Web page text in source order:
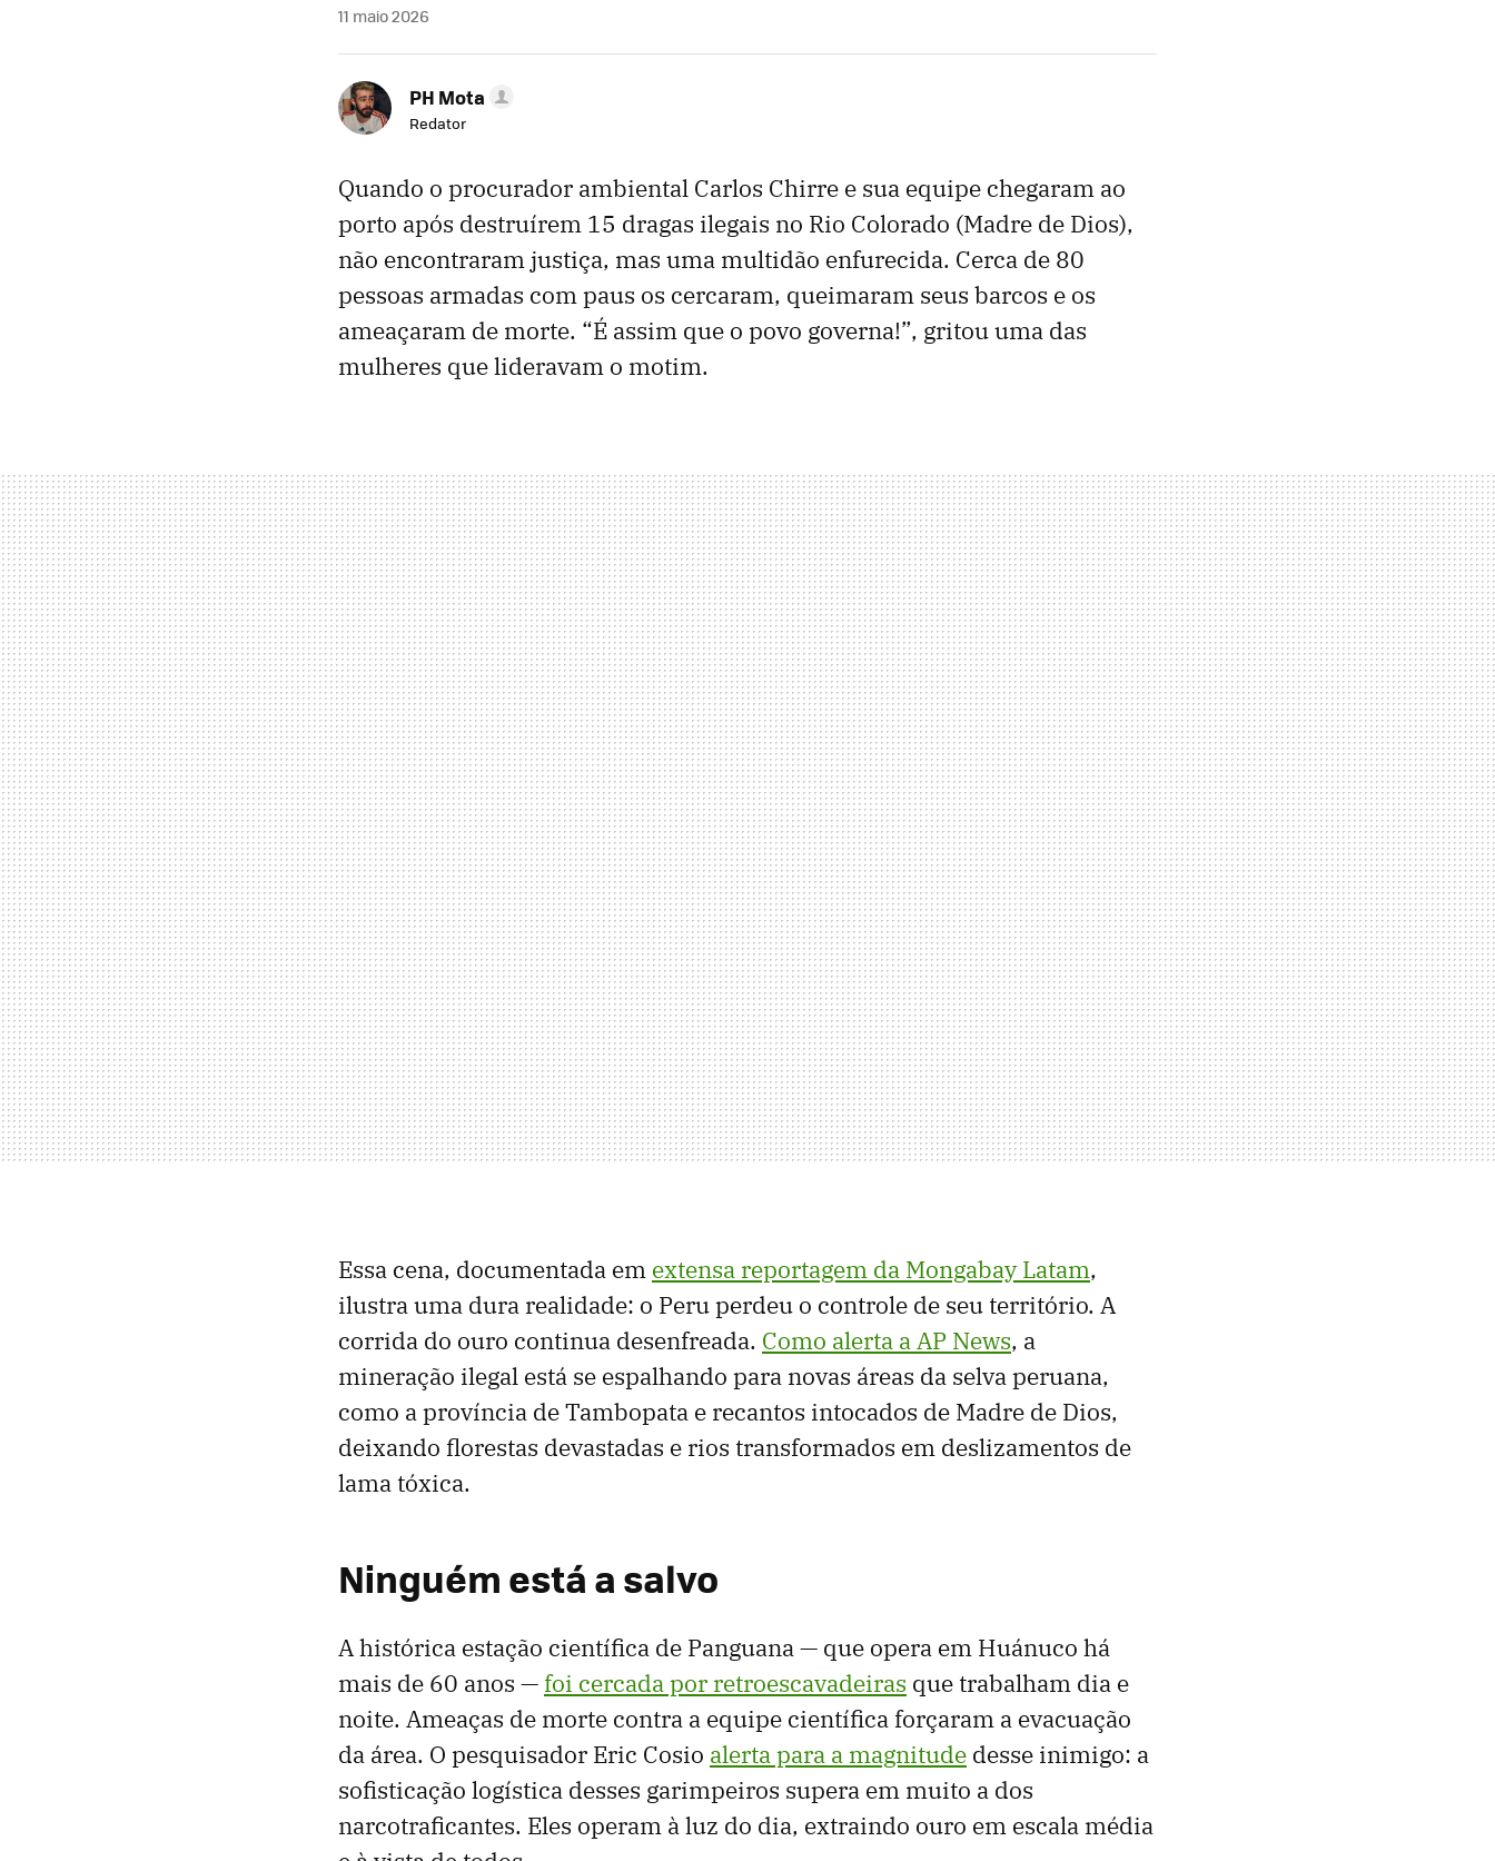
11 maio 2026
PH Mota
Redator
Quando o procurador ambiental Carlos Chirre e sua equipe chegaram ao
porto após destruírem 15 dragas ilegais no Rio Colorado (Madre de Dios),
não encontraram justiça, mas uma multidão enfurecida. Cerca de 80
pessoas armadas com paus os cercaram, queimaram seus barcos e os
ameaçaram de morte. “É assim que o povo governa!”, gritou uma das
mulheres que lideravam o motim.
Essa cena, documentada em extensa reportagem da Mongabay Latam,
ilustra uma dura realidade: o Peru perdeu o controle de seu território. A
corrida do ouro continua desenfreada. Como alerta a AP News, a
mineração ilegal está se espalhando para novas áreas da selva peruana,
como a província de Tambopata e recantos intocados de Madre de Dios,
deixando florestas devastadas e rios transformados em deslizamentos de
lama tóxica.
Ninguém está a salvo
A histórica estação científica de Panguana — que opera em Huánuco há
mais de 60 anos — foi cercada por retroescavadeiras que trabalham dia e
noite. Ameaças de morte contra a equipe científica forçaram a evacuação
da área. O pesquisador Eric Cosio alerta para a magnitude desse inimigo: a
sofisticação logística desses garimpeiros supera em muito a dos
narcotraficantes. Eles operam à luz do dia, extraindo ouro em escala média